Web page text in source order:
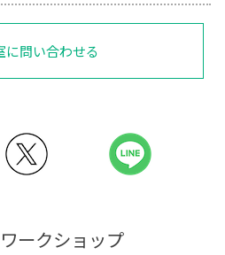
に問い合わせる
ークショップ